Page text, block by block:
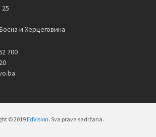
и Херцеговина
700
© 2019 EdVision. Sva prava sadržana.